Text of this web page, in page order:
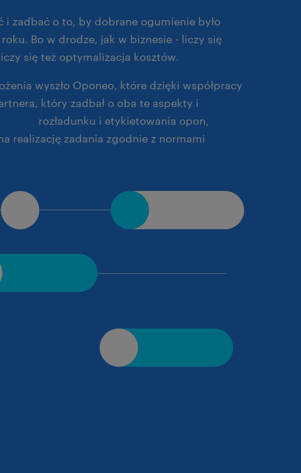
i zadbać o to, by dobrane ogumienie było
Bo w drodze, jak w biznesie - liczy się
się też optymalizacja kosztów.
wyszło Oponeo, które dzięki współpracy
który zadbał o oba te aspekty i
rozładunku i etykietowania opon,
realizację zadania zgodnie z normami